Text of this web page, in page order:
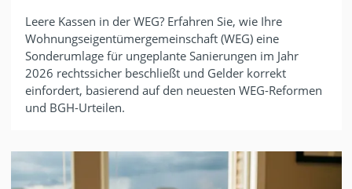
Leere Kassen in der WEG? Erfahren Sie, wie Ihre
Wohnungseigentümergemeinschaft (WEG) eine
Sonderumlage für ungeplante Sanierungen im Jahr
2026 rechtssicher beschließt und Gelder korrekt
einfordert, basierend auf den neuesten WEG-Reformen
und BGH-Urteilen.